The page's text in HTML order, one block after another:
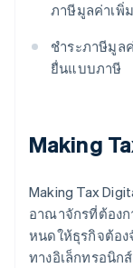
ภาษีมูลค่าเพิ่
ชําระภาษีมูล
ยื่นแบบภาษี
Making
Making Tax
อาณาจักรที่ต้อง
หนดให้ธุรกิจต้อ
ทางอิเล็กทรอนิก